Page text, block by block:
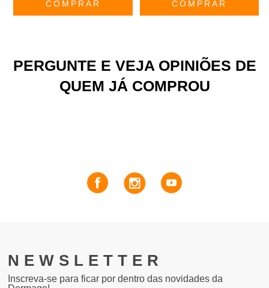
COMPRAR COMPRAR
PERGUNTE E VEJA OPINIÕES DE
QUEM JÁ COMPROU
NEWSLETTER
Inscreva-se para ficar por dentro das novidades da